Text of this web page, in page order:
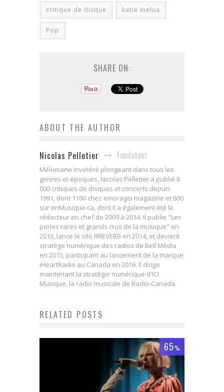
critique de disque katie melua
Pop
SHARE ON:
ABOUT THE AUTHOR
Nicolas Pelletier Fondateur
Mélomane invétéré plongeant dans tous les
genres et époques, Nicolas Pelletier a publié 6
000 critiques de disques et concerts depuis
1991, dont 1100 chez emoragei magazine et 600
sur enMusique.ca, dont il a également été le
rédacteur en chef de 2009 à 2014. Il publie "Les
perles rares et grands crus de la musique" en
2013, lance le site RREVERB en 2014, et devient
stratège numérique des radios de Bell Média
en 2015, participant au lancement de la marque
iHeartRadio au Canada en 2016. Il dirige
maintenant la stratégie numérique d'ICI
Musique, la radio musicale de Radio-Canada.
RELATED POSTS
65%